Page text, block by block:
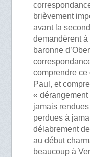
brièvement
avant la
demandèrent
baronne
comprendre ce
Paul, et
«
jamais
perdues à
délabrement
au début
beaucoup à